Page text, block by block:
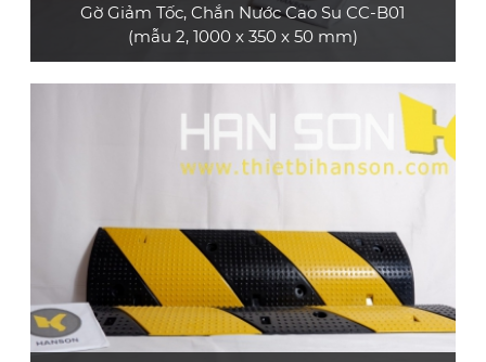
Gờ Giảm Tốc, Chắn Nước Cao Su CC-B01
(mẫu 2, 1000 x 350 x 50 mm)
loại dài 1 m) bền và đẹp, có đính mắt mèo
phản quang, phù hợp dùng cho xe ô tô con, xe
tải nhỏ, xe tải lớn, xe container